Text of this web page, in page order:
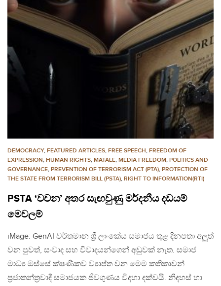
DEMOCRACY, FEATURED ARTICLES, FREE SPEECH, FREEDOM OF
EXPRESSION, HUMAN RIGHTS, MATALE, MEDIA FREEDOM, POLITICS AND
GOVERNANCE, PREVENTION OF TERRORISM ACT (PTA), PROTECTION OF
THE STATE FROM TERRORISM BILL (PSTA), RIGHT TO INFORMATION(RTI)
PSTA ‘වචන’ අතර සැඟවුණු මර්දනීය දඩයම්
මෙවලම්
iMage: GenAI වර්තමාන ශ්‍රී ලාංකේය සමාජය තුළ දිනපතා අලුත්
වන පුවත්, සංවාද සහ විවාදයන්ගෙන් අඩුවක් නැත. සමාජ
මාධ්‍ය ඔස්සේ ක්ෂණිකව ව්‍යාප්ත වන මෙම කතිකාවන්
ප්‍රජාතන්ත්‍රවාදී සමාජයක ජීවගුණය විදහා දක්වයි. නිදහස් හා